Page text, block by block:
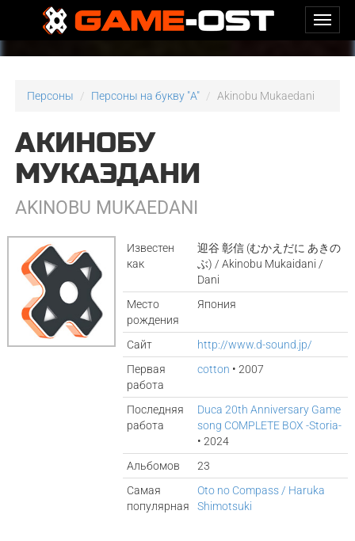
Персоны Персоны на букву "A" Akinobu Mukaedani
АКИНОБУ
МУКАЭДАНИ
AKINOBU MUKAEDANI
Известен
как
迎谷 彰信 (むかえだに あきの
ぶ) / Akinobu Mukaidani /
Dani
Место
рождения
Япония
Сайт
http://www.d-sound.jp/
Первая
работа
cotton • 2007
Последняя
работа
Duca 20th Anniversary Game
song COMPLETE BOX -Storia-
• 2024
Альбомов
23
Самая
популярная
Oto no Compass / Haruka
Shimotsuki